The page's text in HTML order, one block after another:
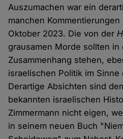
Auszumachen war ein
manchen
Oktober 2023. Die von der
grausamen Morde sollten
Zusammenhang stehen,
israelischen Politik im
Derartige Absichten sind
bekannten israelischen
Zimmermann nicht eigen,
in seinem neuen Buch